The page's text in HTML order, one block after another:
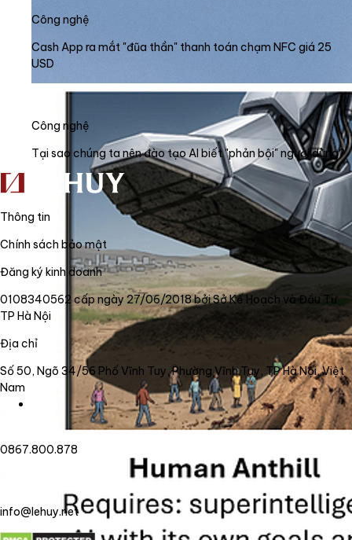
Công nghệ
Cash App ra mắt "đũa thần" thanh toán chạm NFC giá 25
USD
Công nghệ
Tại sao chúng ta nên đào tạo AI biết "phản bội" người dùng?
Thông tin
Chính sách bảo mật
Đăng ký kinh doanh
0108340562 cấp ngày 27/06/2018 bởi Sở Kế Hoạch và Đầu Tư
TP Hà Nội
Địa chỉ
Số 50, Ngõ 34/56 Phố Vĩnh Tuy, Phường Vĩnh Tuy, TP Hà Nội, Việt
Nam
0867.800.878
info@lehuy.net